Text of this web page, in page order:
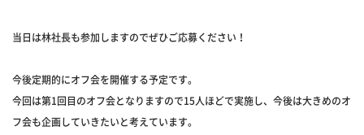
当日は林社長も参加しますのでぜひご応募ください！
今後定期的にオフ会を開催する予定です。
今回は第1回目のオフ会となりますので15人ほどで実施し、今後は大きめのオ
フ会も企画していきたいと考えています。